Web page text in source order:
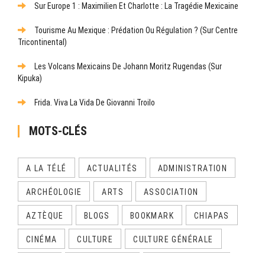
Sur Europe 1 : Maximilien Et Charlotte : La Tragédie Mexicaine
Tourisme Au Mexique : Prédation Ou Régulation ? (Sur Centre
Tricontinental)
Les Volcans Mexicains De Johann Moritz Rugendas (sur
Kipuka)
Frida. Viva La Vida De Giovanni Troilo
MOTS-CLÉS
A LA TÉLÉ ACTUALITÉS ADMINISTRATION
ARCHÉOLOGIE ARTS ASSOCIATION
AZTÈQUE BLOGS BOOKMARK CHIAPAS
CINÉMA CULTURE CULTURE GÉNÉRALE